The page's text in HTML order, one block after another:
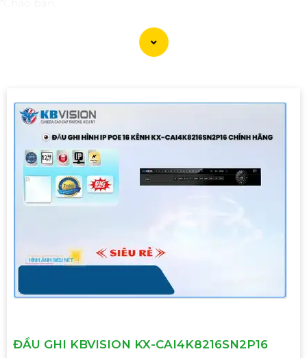
chiết khấu hấp dẫn? Hãy cân nhắc đến Camera Kbvision -
dòng sản phẩm chất lượng hàng đầu với công nghệ hiện
chất lượng mà còn có nhiều tính năng thông minh như
hồng ngoại, cảm biến chuyển động, và khả năng kết nối
mạng linh hoạt.
Đặt mua ngay hôm nay để hưởng chiết khấu cao và bảo vệ
ngôi nhà, cửa hàng hoặc văn phòng của bạn một cách
hiệu quả.
Hy vọng bạn sẽ hài lòng với bản mẫu này. Nếu bạn cần
viết lại Cung cấp cho công trình.
ĐẦU GHI KBVISION KX-CAI4K8216SN2P16